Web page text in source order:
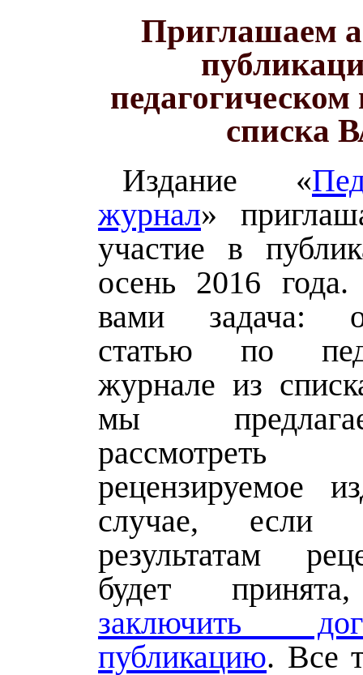
Приглашаем
педагогическом
списка
Издание «
журнал»
участие в
осень 2016
вами задача:
статью по
журнале из
мы
рецензируемое
случае, если
результатам
будет
заключить
публикацию. Все